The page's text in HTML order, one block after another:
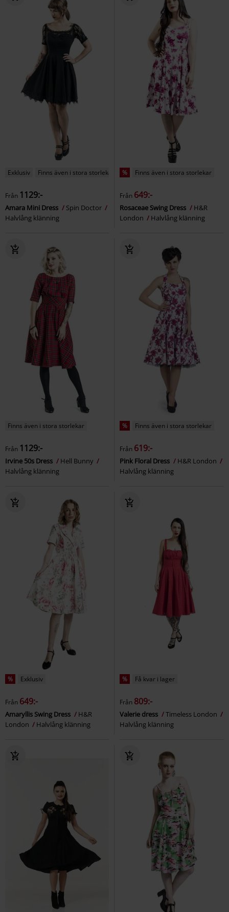
Exklusiv Finns även i stora storlekar
Från 1129:-
Amara Mini Dress
Spin Doctor
Halvlång klänning
% Finns även i stora storlekar
Från 649:-
Rosaceae Swing Dress
H&R
London
Halvlång klänning
Finns även i stora storlekar
Från 1129:-
Irvine 50s Dress
Hell Bunny
Halvlång klänning
% Finns även i stora storlekar
Från 619:-
Pink Floral Dress
H&R London
Halvlång klänning
% Exklusiv
Från 649:-
Amaryllis Swing Dress
H&R
London
Halvlång klänning
% Få kvar i lager
Från 809:-
Valerie dress
Timeless London
Halvlång klänning